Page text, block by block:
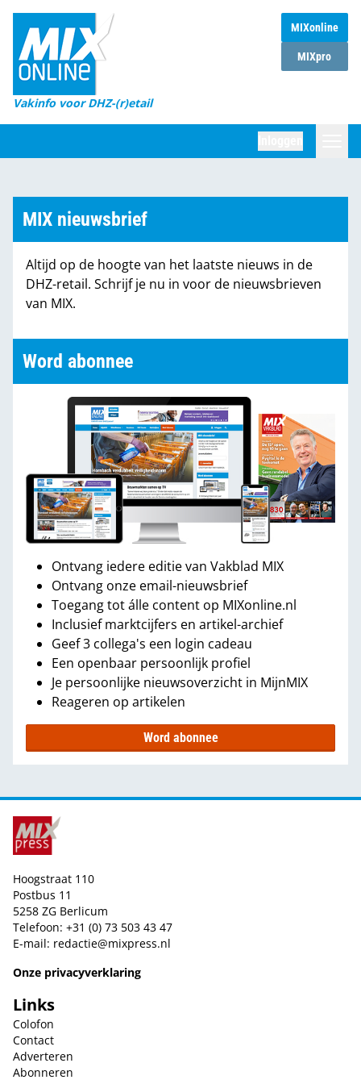
MIXonline
MIXpro
Vakinfo voor DHZ-(r)etail
Home
Magazines
DHZ Sessie
Marktcijfers
Partners
MIX nieuwsbrief
Altijd op de hoogte van het laatste nieuws in de
DHZ-retail. Schrijf je nu in voor de nieuwsbrieven
van MIX.
Word abonnee
Ontvang iedere editie van Vakblad MIX
Ontvang onze email-nieuwsbrief
Toegang tot álle content op MIXonline.nl
Inclusief marktcijfers en artikel-archief
Geef 3 collega's een login cadeau
Een openbaar persoonlijk profiel
Je persoonlijke nieuwsoverzicht in MijnMIX
Reageren op artikelen
Word abonnee
Hoogstraat 110
Postbus 11
5258 ZG Berlicum
Telefoon: +31 (0) 73 503 43 47
E-mail: redactie@mixpress.nl
Onze privacyverklaring
Links
Colofon
Contact
Adverteren
Abonneren